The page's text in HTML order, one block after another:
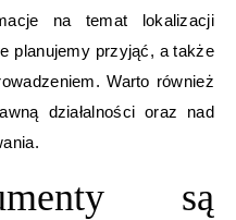
na temat lokalizacji
planujemy przyjąć, a także
Warto również
działalności oraz nad
są